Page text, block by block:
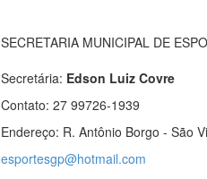
SECRETARIA MUNICIPAL DE
Secretária: Edson Luiz Covre
Contato: 27 99726-1939
Endereço: R. Antônio Borgo - São
esportesgp@hotmail.com